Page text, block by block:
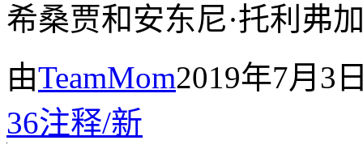
希桑贾和安东尼·托利弗
由TeamMom2019年7月3
36注释/新